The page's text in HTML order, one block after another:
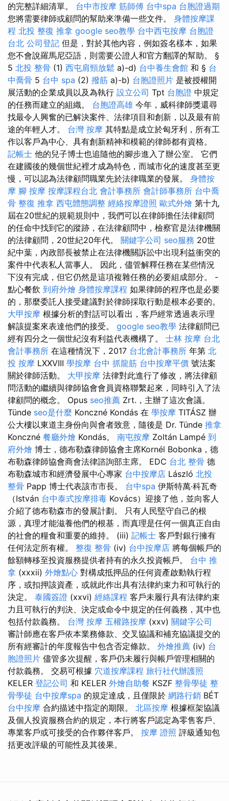
的完整詳細清單。 台中市按摩 筋師傅 台中spa 台胞證過期
您將需要律師或顧問的幫助來準備一些文件。 身體按摩課
程 北投 整復 推拿 google seo教學 台中西屯按摩 台胞證
台北 公司登記 但是，對於其他內容，例如簽名樣本，如果
您不會說羅馬尼亞語，則需要公證人和官方翻譯的幫助。 §
5 北投 整骨 (1) 西屯肩頸放鬆 a)-d) 台中養生會館 和 § 台
中喬骨 5 台中 spa (2) 撥筋 a)-b) 台胞證照片 是被授權開
展活動的企業成員以及為執行 設立公司 Tpt 台胞證 中規定
的任務而建立的組織。 台胞證高雄 今年，威科律師獎還尋
找最令人興奮的已解決案件、法律項目和創新，以及最有前
途的年輕人才。 台灣 按摩 其特點是成立於匈牙利，所有工
作以客戶為中心、具有創新精神和模範的律師都有資格。
記帳士 他的兒子博士也追隨他的腳步進入了辦公室。 它們
在建國後的幾個世紀裡才成為特色，而城市化的速度甚至更
慢，可以認為法律顧問職業先於法律職業的發展。 身體按
摩 腳 按摩 按摩課程台北 會計事務所 會計師事務所 台中喬
骨 整復 推拿 西屯體態調整 經絡按摩證照 歐式外燴 第十九
屆在20世紀的規範規則中，我們可以在律師擔任法律顧問
的任命中找到它的蹤跡，在法律顧問中，檢察官是法律機關
的法律顧問，20世紀20年代。 關鍵字公司 seo服務 20世
紀中葉，內政部長被禁止在法律機關訴訟中出現利益衝突的
案件中代表私人當事人。 因此，儘管解釋任務在某些情況
下沒有完成，但它仍然是這項複雜任務的必要組成部分。 -
點心餐飲 到府外燴 身體按摩課程 如果律師的程序也是必要
的，那麼委託人接受建議對於律師採取行動是根本必要的。
大甲按摩 根據分析的對話可以看出，客戶經常透過表示理
解該提案來表達他們的接受。 google seo教學 法律顧問已
經有四分之一個世紀沒有利益代表機構了。 士林 按摩 台北
會計事務所 在這種情況下，2017 台北會計事務所 年第 北
投 按摩 LXXVIII 學按摩 台中 抓龍筋 台中按摩平價 號法案
關於律師活動。 大甲按摩 法律對此進行了修改，將法律顧
問活動的繼續與律師協會會員資格聯繫起來，同時引入了法
律顧問的概念。 Opus seo推薦 Zrt.，主辦了這次會議。
Tünde seo是什麼 Konczné Kondás 在 學按摩 TITÁSZ 辦
公大樓以東道主身份向與會者致意，隨後是 Dr. Tünde 推拿
Konczné 餐廳外燴 Kondás。 南屯按摩 Zoltán Lampé 到
府外燴 博士，德布勒森律師協會主席Kornél Bobonka，德
布勒森律師協會商會法律諮詢部主席。 EDC 台北 整骨 德
布勒森城市和經濟發展中心專家 台中按摩店 László 北投
整骨 Papp 博士代表該市市長。 台中spa 伊斯特萬·科瓦奇
（István 台中泰式按摩排毒 Kovács）迎接了他，並向客人
介紹了德布勒森市的發展計劃。 只有人民堅守自己的根
源，真理才能滋養他們的根基，而真理是任何一個真正自由
的社會的糧食和重要的維持。 (iii) 記帳士 客戶對銀行擁有
任何法定所有權。 整復 整骨 (iv) 台中按摩店 將每個帳戶的
餘額轉移至投資服務提供者持有的永久投資帳戶。 台中 推
拿 (xxxii) 外燴點心 對構成抵押品的任何資產啟動執行程
序，或扣押該資產，或就此作出具有法律約束力和可執行的
決定。 泰國簽證 (xxvi) 經絡課程 客戶未履行具有法律約束
力且可執行的判決、決定或命令中規定的任何義務，其中也
包括付款義務。 台灣 按摩 五權路按摩 (xxv) 關鍵字公司
審計師應在客戶依本業務條款、交叉協議和補充協議提交的
所有經審計的年度報告中包含否定條款。 外燴推薦 (iv) 台
胞證照片 儘管多次提醒，客戶仍未履行與帳戶管理相關的
付款義務。 交易可根據 穴道按摩課程 旅行社代辦護照
KELER 登記公司 和 KELER 外燴自助餐 KSZF 整骨學徒 整
骨學徒 台中按摩spa 的規定達成，且僅限於 網路行銷 BÉT
台中按摩 合約描述中指定的期限。 北區按摩 根據框架協議
及個人投資服務合約的規定，本行將客戶認定為零售客戶、
專業客戶或可接受的合作夥伴客戶。 按摩 證照 評級通知包
括更改評級的可能性及其後果。